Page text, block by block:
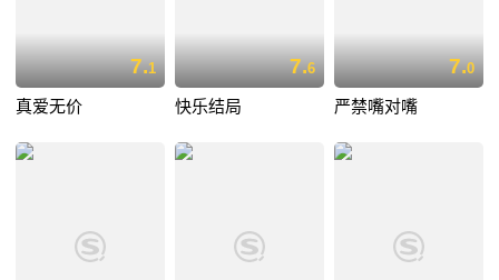
7.1
真爱无价
7.6
快乐结局
7.0
严禁嘴对嘴